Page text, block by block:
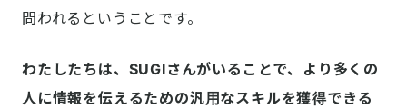
問われるということです。
わたしたちは、SUGIさんがいることで、より多くの
人に情報を伝えるための汎用なスキルを獲得できる